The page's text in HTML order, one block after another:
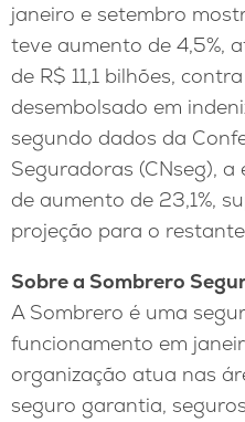
janeiro e setembro
teve aumento de 4,5%,
de R$ 11,1 bilhões,
desembolsado em
segundo dados da
Seguradoras (CNseg),
de aumento de 23,1%,
projeção para o
Sobre a Sombrero
A Sombrero é uma
funcionamento em
organização atua nas
seguro garantia,